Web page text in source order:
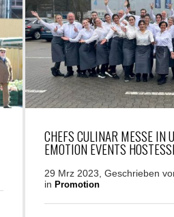
CHEFS CULINAR MESSE
EMOTION EVENTS
29 Mrz 2023, Geschrieben
in Promotion